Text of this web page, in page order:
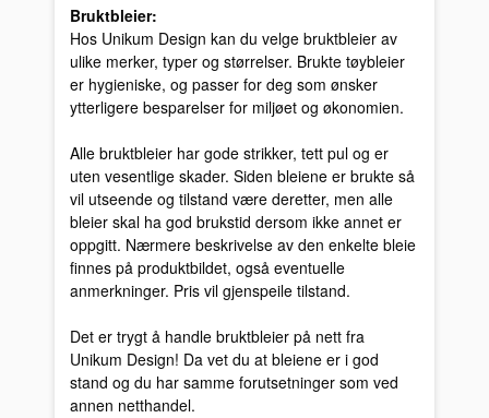
Bruktbleier:
Hos Unikum Design kan du velge bruktbleier av
ulike merker, typer og størrelser. Brukte tøybleier
er hygieniske, og passer for deg som ønsker
ytterligere besparelser for miljøet og økonomien.
Alle bruktbleier har gode strikker, tett pul og er
uten vesentlige skader. Siden bleiene er brukte så
vil utseende og tilstand være deretter, men alle
bleier skal ha god brukstid dersom ikke annet er
oppgitt. Nærmere beskrivelse av den enkelte bleie
finnes på produktbildet, også eventuelle
anmerkninger. Pris vil gjenspeile tilstand.
Det er trygt å handle bruktbleier på nett fra
Unikum Design! Da vet du at bleiene er i god
stand og du har samme forutsetninger som ved
annen netthandel.